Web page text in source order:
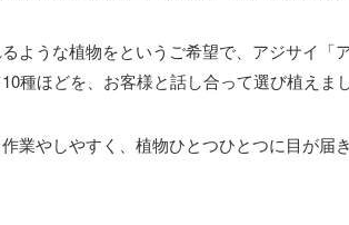
ような植物をというご希望で、アジサイ「
種ほどを、お客様と話し合って選び植えまし
業やしやすく、植物ひとつひとつに目が届